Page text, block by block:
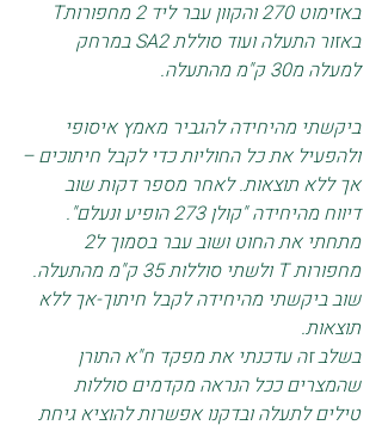
באזור התעלה ועוד סוללת SA2 במרחק
למעלה מ30 ק"מ מהתעלה.
ביקשתי מהיחידה להגביר מאמץ איסופי
ולהפעיל את כל החוליות כדי לקבל חיתוכים –
אך ללא תוצאות. לאחר מספר דקות שוב
דיווח מהיחידה "קולן 273 הופיע ונעלם".
מחפורות T ולשתי סוללות 35 ק"מ מהתעלה.
שוב ביקשתי מהיחידה לקבל חיתוך-אך ללא
תוצאות.
בשלב זה עדכנתי את מפקד ח"א התורן
שהמצרים ככל הנראה מקדמים סוללות
טילים לתעלה ובדקנו אפשרות להוציא גיחת